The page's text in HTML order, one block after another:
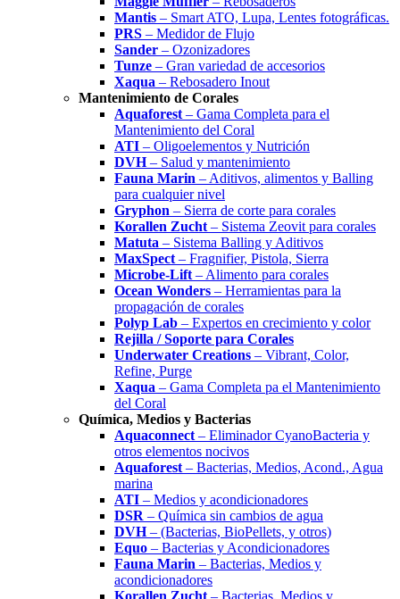
Mantis – Smart ATO, Lupa, Lentes fotográficas.
PRS – Medidor de Flujo
Sander – Ozonizadores
Tunze – Gran variedad de accesorios
Xaqua – Rebosadero Inout
Mantenimiento de Corales
Aquaforest – Gama Completa para el
Mantenimiento del Coral
ATI – Oligoelementos y Nutrición
DVH– Salud y mantenimiento
Fauna Marin – Aditivos, alimentos y Balling
para cualquier nivel
Gryphon – Sierra de corte para corales
Korallen Zucht – Sistema Zeovit para corales
Matuta – Sistema Balling y Aditivos
MaxSpect – Fragnifier, Pistola, Sierra
Microbe-Lift – Alimento para corales
Ocean Wonders – Herramientas para la
propagación de corales
Polyp Lab – Expertos en crecimiento y color
Rejilla / Soporte para Corales
Underwater Creations – Vibrant, Color,
Refine, Purge
Xaqua – Gama Completa pa el Mantenimiento
del Coral
Química, Medios y Bacterias
Aquaconnect – Eliminador CyanoBacteria y
otros elementos nocivos
Aquaforest – Bacterias, Medios, Acond., Agua
marina
ATI – Medios y acondicionadores
DSR – Química sin cambios de agua
DVH– (Bacterias, BioPellets, y otros)
Equo – Bacterias y Acondicionadores
Fauna Marin – Bacterias, Medios y
acondicionadores
Korallen Zucht – Bacterias, Medios y